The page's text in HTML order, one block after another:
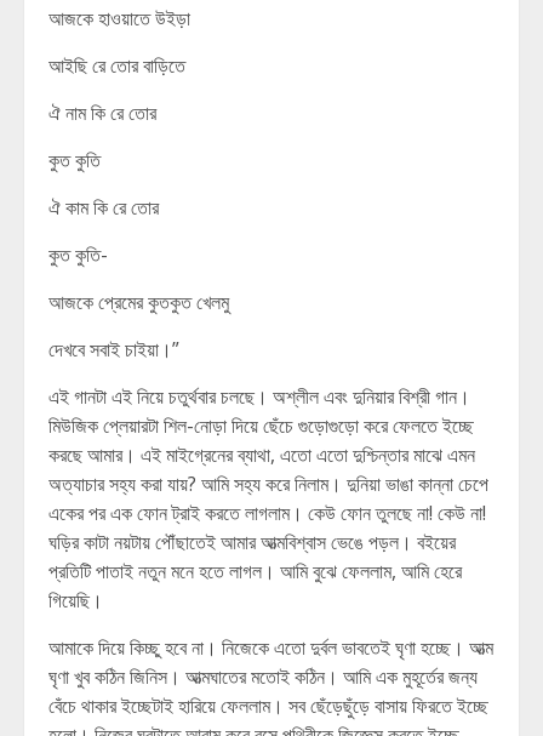
আজকে হাওয়াতে উইড়া
আইছি রে তোর বাড়িতে
ঐ নাম কি রে তোর
কুত কুতি
ঐ কাম কি রে তোর
কুত কুতি-
আজকে প্রেমের কুতকুত খেলমু
দেখবে সবাই চাইয়া।”
এই গানটা এই নিয়ে চতুর্থবার চলছে। অশ্লীল এবং দুনিয়ার বিশ্রী গান।
মিউজিক প্লেয়ারটা শিল-নোড়া দিয়ে ছেঁচে গুড়োগুড়ো করে ফেলতে ইচ্ছে
করছে আমার। এই মাইগ্রেনের ব্যাথা, এতো এতো দুশ্চিন্তার মাঝে এমন
অত্যাচার সহ্য করা যায়? আমি সহ্য করে নিলাম। দুনিয়া ভাঙা কান্না চেপে
একের পর এক ফোন ট্রাই করতে লাগলাম। কেউ ফোন তুলছে না! কেউ না!
ঘড়ির কাটা নয়টায় পৌঁছাতেই আমার আত্মবিশ্বাস ভেঙে পড়ল। বইয়ের
প্রতিটি পাতাই নতুন মনে হতে লাগল। আমি বুঝে ফেললাম, আমি হেরে
গিয়েছি।
আমাকে দিয়ে কিচ্ছু হবে না। নিজেকে এতো দুর্বল ভাবতেই ঘৃণা হচ্ছে। আত্ম
ঘৃণা খুব কঠিন জিনিস। আত্মঘাতের মতোই কঠিন। আমি এক মুহূর্তের জন্য
বেঁচে থাকার ইচ্ছেটাই হারিয়ে ফেললাম। সব ছেঁড়েছুঁড়ে বাসায় ফিরতে ইচ্ছে